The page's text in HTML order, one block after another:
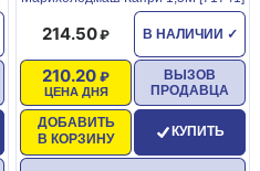
В НАЛИЧИИ ✓
214.50
ЦЕНА ДНЯ
210.20
ДОБАВИТЬ
В КОРЗИНУ
ВЫЗОВ
ПРОДАВЦА
КУПИТЬ